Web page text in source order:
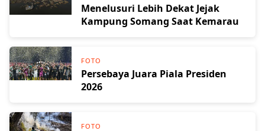
Menelusuri Lebih Dekat Jejak
Kampung Somang Saat Kemarau
FOTO
Persebaya Juara Piala Presiden
2026
FOTO